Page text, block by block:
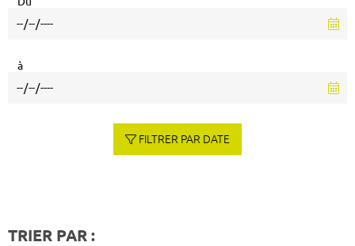
à
FILTRER PAR DATE
TRIER PAR :